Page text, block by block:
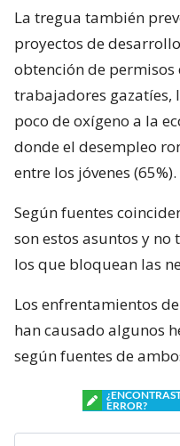
La tregua también
proyectos de
obtención de
trabajadores
poco de oxígeno a la
donde el desempleo
entre los jóvenes (65%).
Según fuentes
son estos asuntos y
los que bloquean las
Los enfrentamientos
han causado algunos
según fuentes de
ERROR?